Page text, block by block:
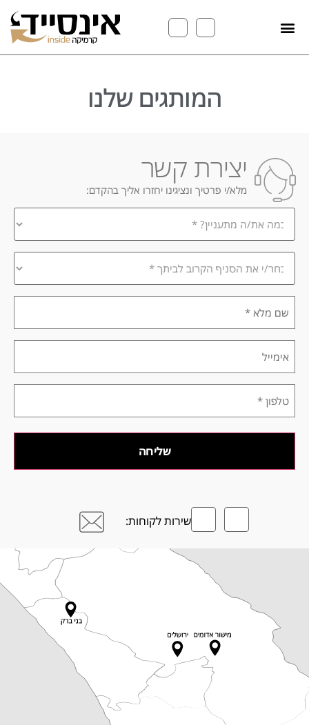
המותגים שלנו
יצירת קשר
מלא/י פרטיך ונציגינו יחזרו אליך בהקדם:
במה
אתה
בחר/י
את
הקרוב
לביתך
*
שם
מלא
אימייל
טלפון
*
שירות לקוחות: